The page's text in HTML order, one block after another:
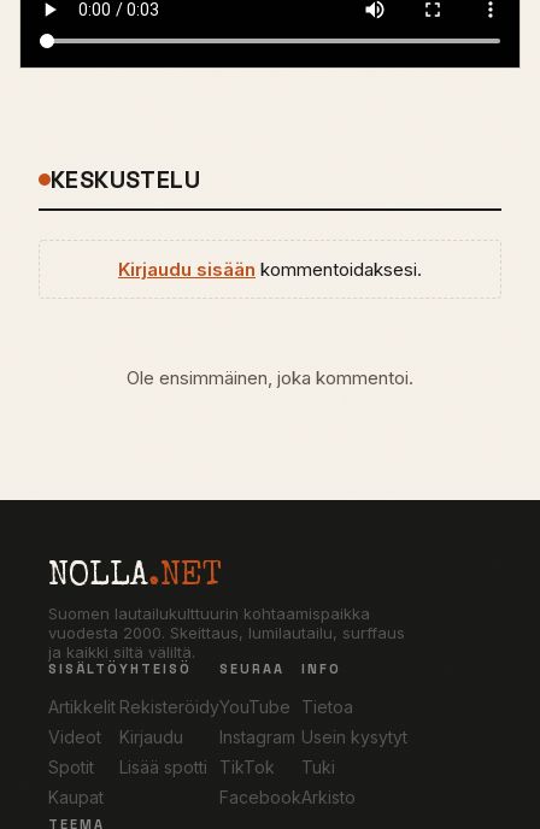
KESKUSTELU
Kirjaudu sisään kommentoidaksesi.
Ole ensimmäinen, joka kommentoi.
NOLLA.NET
Suomen lautailukulttuurin kohtaamispaikka
vuodesta 2000. Skeittaus, lumilautailu, surffaus
ja kaikki siltä väliltä.
SISÄLTÖ
Artikkelit
Videot
Spotit
Kaupat
YHTEISÖ
Rekisteröidy
Kirjaudu
Lisää spotti
SEURAA
YouTube
Instagram
TikTok
Facebook
INFO
Tietoa
Usein kysytyt
Tuki
Arkisto
TEEMA